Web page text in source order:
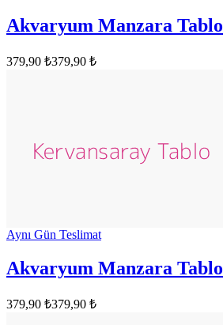
Akvaryum Manzara Tablo
379,90 ₺379,90 ₺
Aynı Gün Teslimat
Akvaryum Manzara Tablo
379,90 ₺379,90 ₺